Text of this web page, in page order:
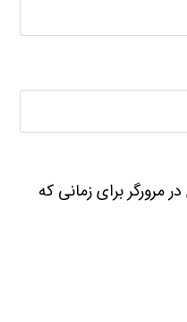
مرورگر برای زمانی که